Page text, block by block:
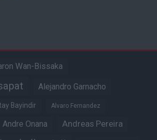
Wan-Bissaka
Alejandro Garnacho
Bayindir Alvaro Fernandez
Andre Onana Andreas Pereira